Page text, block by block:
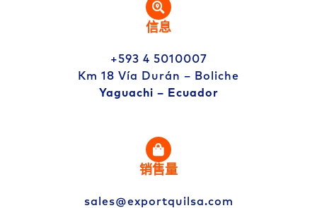
信息
+593 4 5010007
Km 18 Vía Durán – Boliche
Yaguachi – Ecuador
销售量
sales@exportquilsa.com